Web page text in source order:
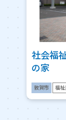
社会福
の家
敦賀市 福祉